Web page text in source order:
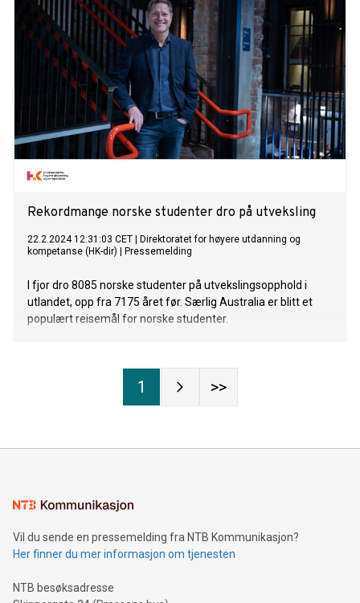
Rekordmange norske studenter dro på utveksling
22.2.2024 12:31:03 CET
Direktoratet for høyere utdanning og
kompetanse (HK-dir)
Pressemelding
I fjor dro 8085 norske studenter på utvekslingsopphold i
utlandet, opp fra 7175 året før. Særlig Australia er blitt et
populært reisemål for norske studenter.
1 >>
Vil du sende en pressemelding fra NTB Kommunikasjon?
Her finner du mer informasjon om tjenesten
NTB besøksadresse